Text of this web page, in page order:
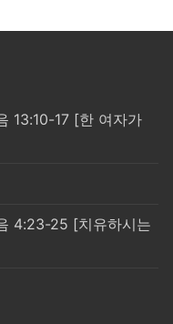
13:10-17 [한 여자가
4:23-25 [치유하시는